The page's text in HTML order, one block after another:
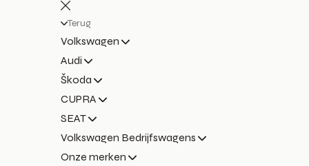
Terug
Volkswagen
Audi
Škoda
CUPRA
SEAT
Volkswagen Bedrijfswagens
Onze merken